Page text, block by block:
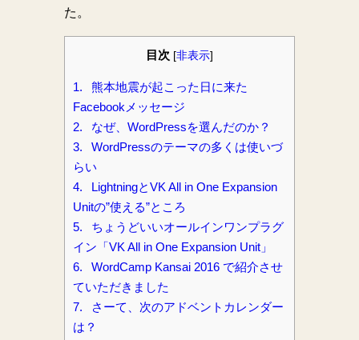
た。
目次 [非表示]
1.
熊本地震が起こった日に来た
Facebookメッセージ
2.
なぜ、WordPressを選んだのか？
3.
WordPressのテーマの多くは使いづ
らい
4.
LightningとVK All in One Expansion
Unitの”使える”ところ
5.
ちょうどいいオールインワンプラグ
イン「VK All in One Expansion Unit」
6.
WordCamp Kansai 2016 で紹介させ
ていただきました
7.
さーて、次のアドベントカレンダー
は？